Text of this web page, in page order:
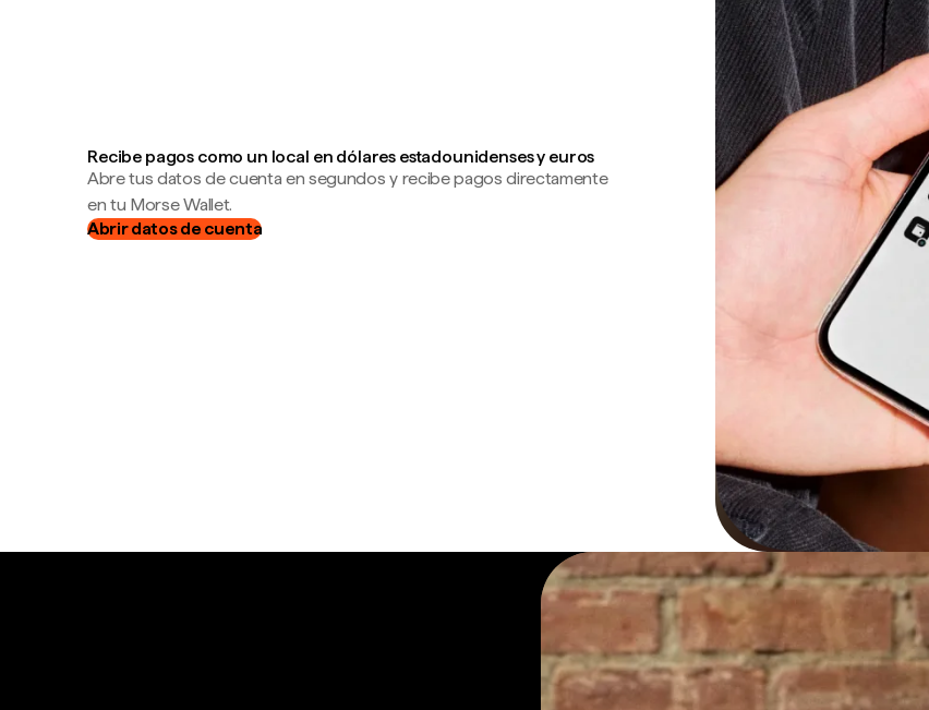
Recibe pagos como un local en dólares estadounidenses y euros
Abre tus datos de cuenta en segundos y recibe pagos directamente
en tu Morse Wallet.
Abrir datos de cuenta